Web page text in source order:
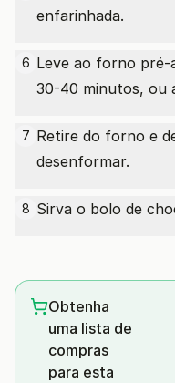
enfarinhada.
6 Leve ao forno pré-
30-40 minutos, ou
7 Retire do forno e
desenformar.
8 Sirva o bolo de
Obtenha
uma lista de
compras
para esta